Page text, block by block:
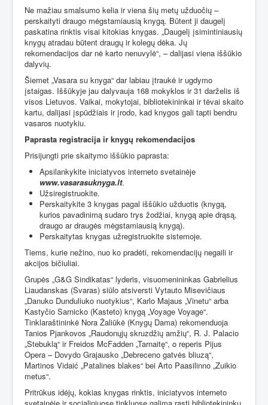
Ne mažiau smalsumo kelia ir viena šių metų užduočių –
perskaityti draugo mėgstamiausią knygą. Būtent ji daugelį
paskatina rinktis visai kitokias knygas. „Daugelį įsimintiniausių
knygų atradau būtent draugų ir kolegų dėka. Jų
rekomendacijos dar nė karto nenuvylė“, – dalijasi viena iššūkio
dalyvių.
Šiemet „Vasara su knyga“ dar labiau įtraukė ir ugdymo
įstaigas. Iššūkyje jau dalyvauja 168 mokyklos ir 31 darželis iš
visos Lietuvos. Vaikai, mokytojai, bibliotekininkai ir tėvai skaito
kartu, dalijasi įspūdžiais ir įrodo, kad knygos gali tapti bendru
vasaros nuotykiu.
Paprasta registracija ir knygų rekomendacijos
Prisijungti prie skaitymo iššūkio paprasta:
Apsilankykite iniciatyvos interneto svetainėje
www.vasarasuknyga.lt.
Užsiregistruokite.
Perskaitykite 3 knygas pagal iššūkio užduotis (knygą,
kurios pavadinimą sudaro trys žodžiai, knygą apie drąsą,
draugo ar draugės mėgstamiausią knygą).
Perskaitytas knygas užregistruokite sistemoje.
Tiems, kurie nežino, nuo ko pradėti, rekomendacijų negaili ir
akcijos bičiuliai.
Grupės „G&G Sindikatas“ lyderis, visuomenininkas Gabrielius
Liaudanskas (Svaras) siūlo atsiversti Vytauto Misevičiaus
„Danuko Dunduliuko nuotykius“, Karlo Majaus „Vinetu“ arba
Kastyčio Sarnicko (Kasteto) knygą „Voyage Voyage“.
Tinklaraštininkė Nora Žaliūkė (Knygų Dama) rekomenduoja
Tanios Pjankovos „Raudonųjų skruzdžių amžių“, R. J. Palacio
„Stebuklą“ ir Freidos McFadden „Tarnaitę“, o reperis Pijus
Opera – Dovydo Grajausko „Debreceno gatvės bliuzą“,
Martinos Vidaić „Patalines blakes“ bei Arto Paasilinno „Zuikio
metus“.
Pritrūkus idėjų, kokias knygas rinktis, iniciatyvos interneto